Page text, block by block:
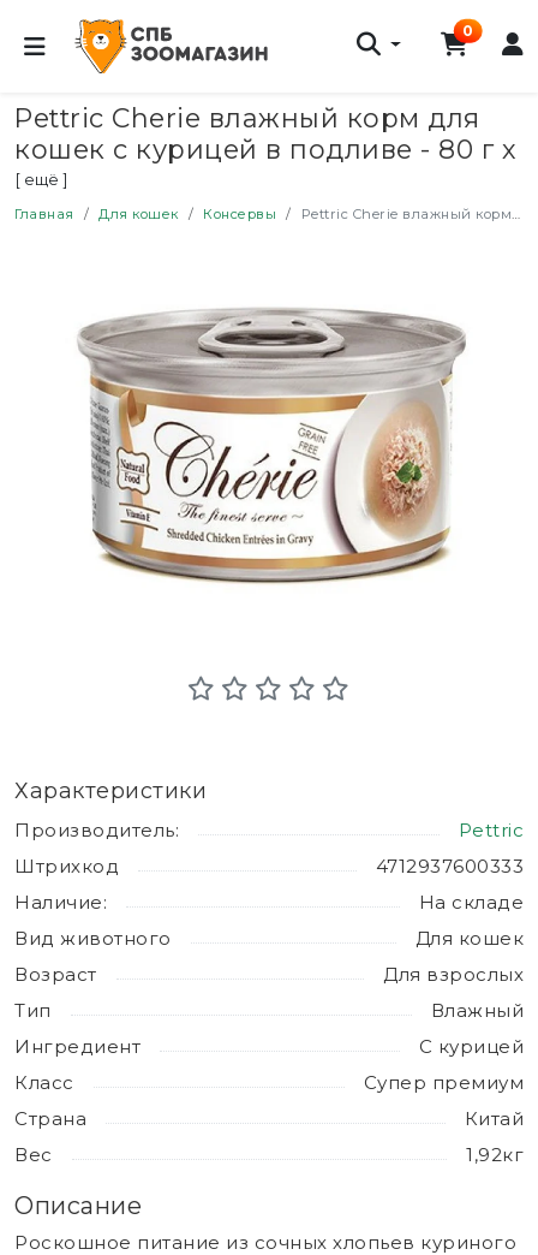
0
Pettric Cherie влажный корм для
кошек с курицей в подливе - 80 г х
24 шт
[ ещё ]
Главная Для кошек Консервы Pettric Cherie влажный корм для кошек с курицей в подливе - 80 г х 24 шт
Характеристики
Производитель:
Pettric
Штрихкод
4712937600333
Наличие:
На складе
Вид животного
Для кошек
Возраст
Для взрослых
Тип
Влажный
Ингредиент
С курицей
Класс
Супер премиум
Страна
Китай
Вес
1,92кг
Описание
Роскошное питание из сочных хлопьев куриного